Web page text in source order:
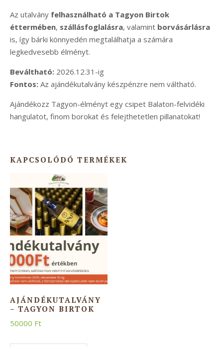
Az utalvány felhasználható a Tagyon Birtok
éttermében, szállásfoglalásra, valamint borvásárlásra
is, így bárki könnyedén megtalálhatja a számára
legkedvesebb élményt.
Beváltható: 2026.12.31-ig
Fontos: Az ajándékutalvány készpénzre nem váltható.
Ajándékozz Tagyon-élményt egy csipet Balaton-felvidéki
hangulatot, finom borokat és felejthetetlen pillanatokat!
KAPCSOLÓDÓ TERMÉKEK
AJÁNDÉKUTALVÁNY
– TAGYON BIRTOK
50000 Ft